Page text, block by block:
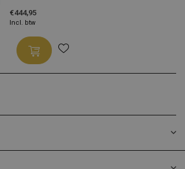
€444,95
Incl. btw